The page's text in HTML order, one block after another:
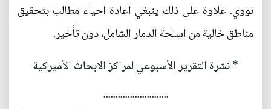
نووي. علاوة على ذلك ينبغي اعادة احياء مطالب بتحقيق
مناطق خالية من اسلحة الدمار الشامل، دون تأخير.
* نشرة التقرير الأسبوعي لمراكز الابحاث الأميركية
...........................